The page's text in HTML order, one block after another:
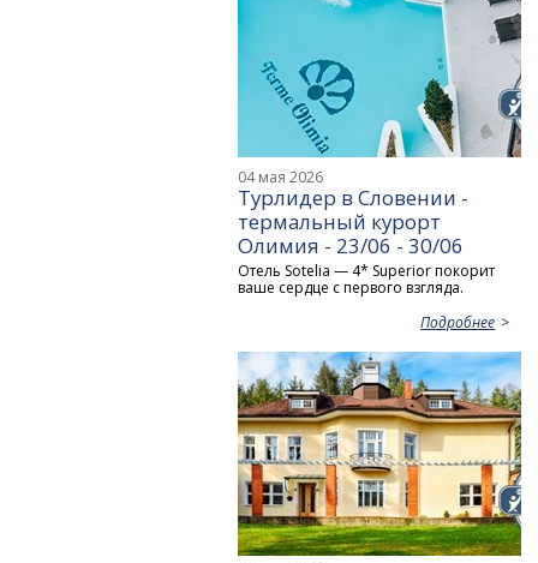
04 мая 2026
Турлидер в Словении -
термальный курорт
Олимия - 23/06 - 30/06
Отель Sotelia — 4* Superior покорит
ваше сердце с первого взгляда.
Подробнее